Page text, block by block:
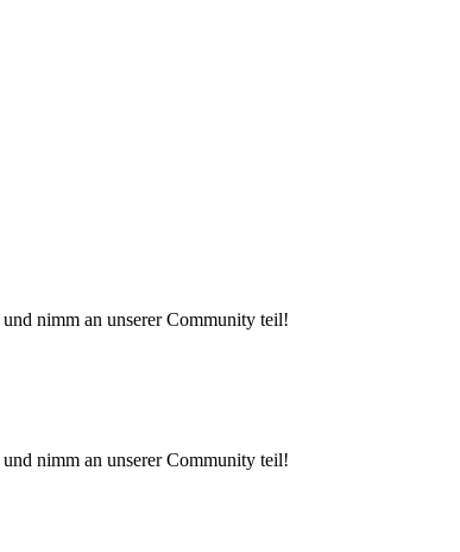
und nimm an unserer Community teil!
und nimm an unserer Community teil!